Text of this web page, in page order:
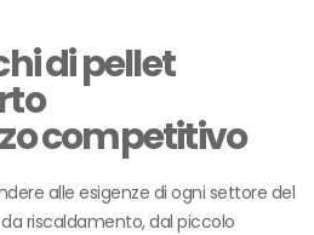
di pellet
competitivo
alle esigenze di ogni settore del
riscaldamento, dal piccolo